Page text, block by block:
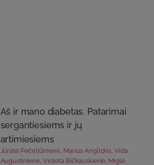
Aš ir mano diabetas. Patarimai
sergantiesiems ir jų
artimiesiems
Jūratė Pečeliūnienė, Marius Anglickis, Vida
Augustinienė Violeta Bičkauskienė Miglė